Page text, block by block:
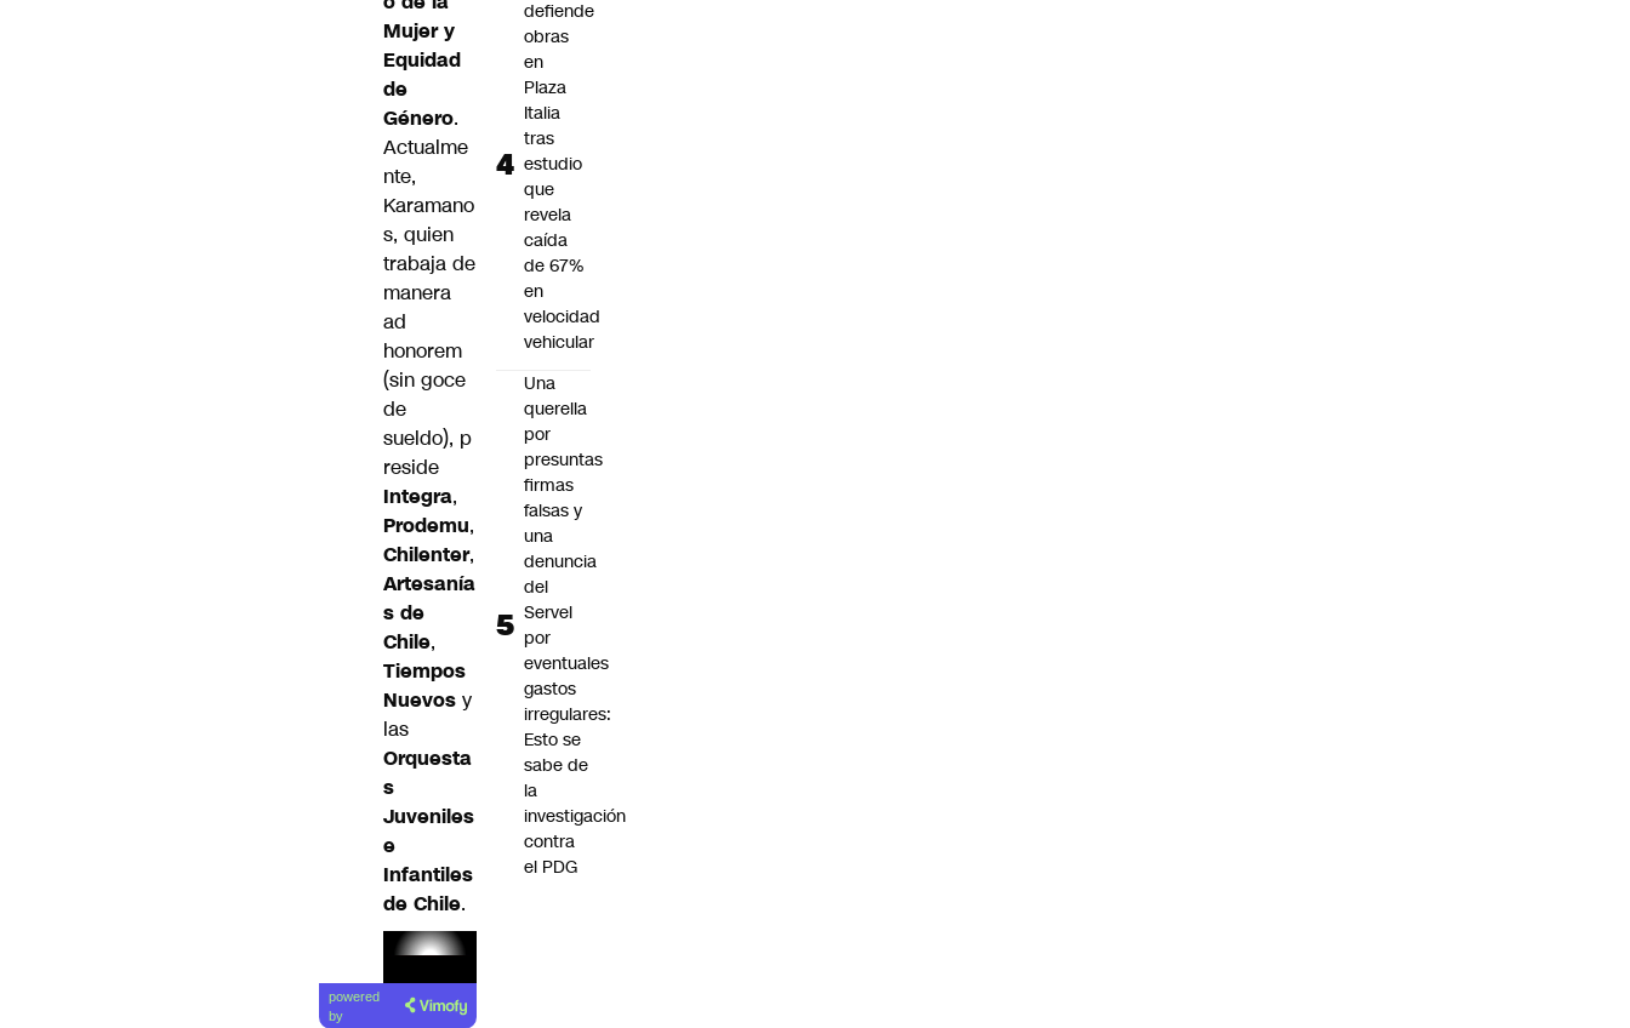
Mujer y
Equidad
de
Género.
Actualme
nte,
Karamano
s, quien
trabaja de
manera
ad
honorem
(sin goce
de
sueldo), p
reside
Integra,
Prodemu,
Chilenter,
Artesanía
s de
Chile,
Tiempos
Nuevos y
las
Orquesta
s
Juveniles
e
Infantiles
de Chile.
Lea el
artículo
powered
by
defiende
obras
en
Plaza
Italia
tras
estudio
que
revela
caída
de 67%
en
velocidad
vehicular
Una
querella
por
presuntas
firmas
falsas y
una
denuncia
del
Servel
por
eventuales
gastos
irregulares:
Esto se
sabe de
la
investigación
contra
el PDG